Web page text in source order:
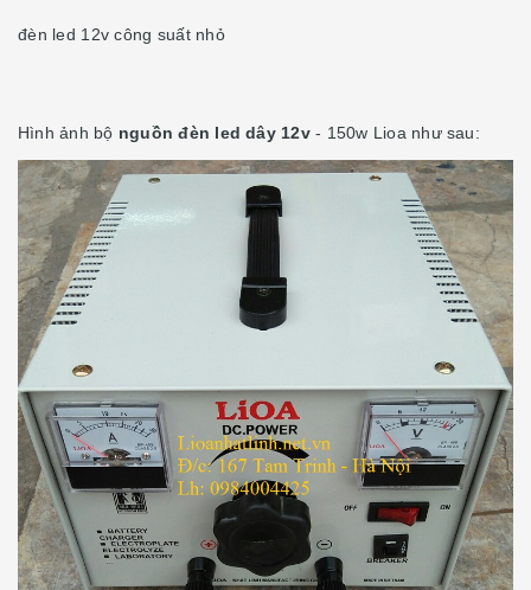
đèn led 12v công suất nhỏ
Hình ảnh bộ nguồn đèn led dây 12v- 150w Lioa như sau: